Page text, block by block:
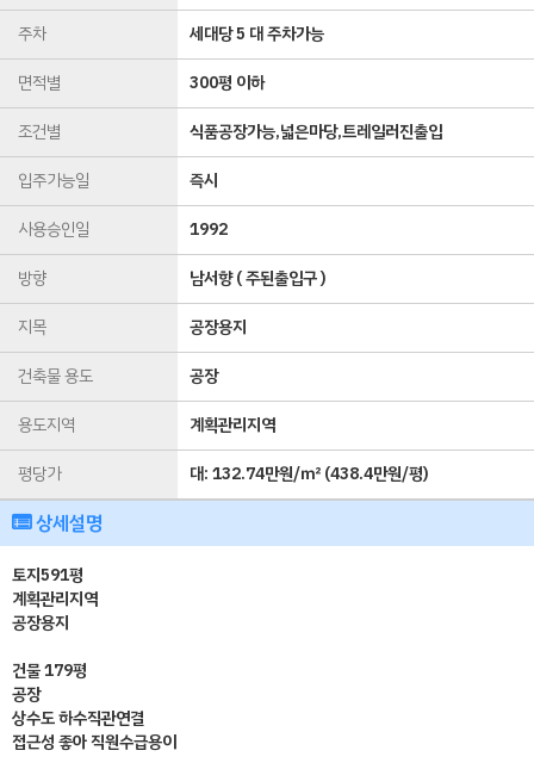
주차
세대당 5 대 주차가능
면적별
300평 이하
조건별
식품공장가능,넓은마당,트레일러진출입
입주가능일
즉시
사용승인일
1992
방향
남서향 ( 주된출입구 )
지목
공장용지
건축물 용도
공장
용도지역
계획관리지역
평당가
대:132.74만원/㎡(438.4만원/평)
상세설명
토지591평
계획관리지역
공장용지
건물 179평
공장
상수도 하수직관연결
접근성 좋아 직원수급용이